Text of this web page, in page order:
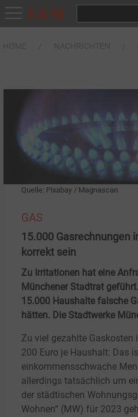
Quelle: Pixabay / Magnascan
GAS
15.000 Gasrechnungen
korrekt sein
Zu Irritationen hat eine
Münchener Stadtrat
15.000 Haushalte falsche
hätten. Die Stadtwerke
Zu viel gezahlte Gaskosten
200 Euro je Haushalt: Das
einkommensschwache
allerdings tatsächlich um
der städtischen
Wohnen“ (MW) für 2023